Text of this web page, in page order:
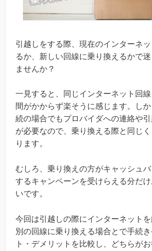
引越しをする際、現在のインターネ
るか、新しい回線に乗り換えるかで
ませんか？
一見すると、同じインターネット回
間がかからず楽そうに感じます。し
続の場合でもプロバイダへの連絡や
が必要なので、乗り換える際と同じ
ります。
むしろ、乗り換えの方がキャッシュ
するキャンペーンを受けらえる分だ
いです。
今回は引越しの際にインターネット
別の回線に乗り換える場合とで手続
ト・デメリットを比較し、どちらが